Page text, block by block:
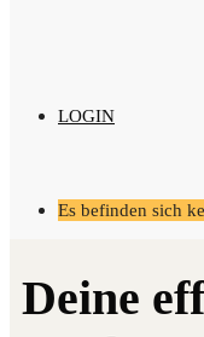
LOGIN
Es befinden sich